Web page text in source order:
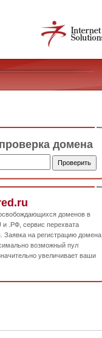
домена
доменов в
и .РФ, сервис перехвата
Заявка на регистрацию домена
возможный пул
увеличивает ваши